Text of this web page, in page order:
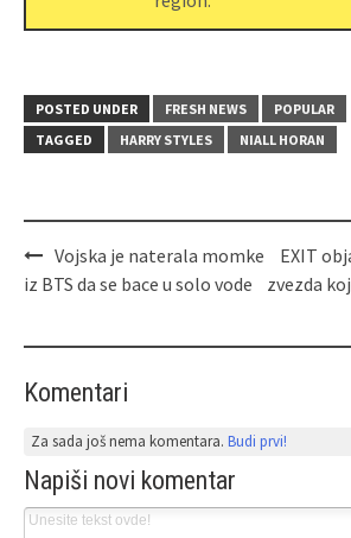
POSTED UNDER FRESH NEWS
POPULAR
TAGGED
HARRY STYLES NIALL HORAN
Vojska je naterala momke
iz BTS da se bace u solo vode
EXIT
zvezda
Komentari
Za sada još nema komentara.Budi prvi!
Napiši novi komentar